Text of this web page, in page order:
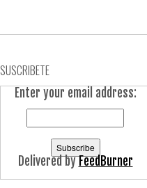
SUSCRIBETE
Enter your email address:
Delivered byFeedBurner